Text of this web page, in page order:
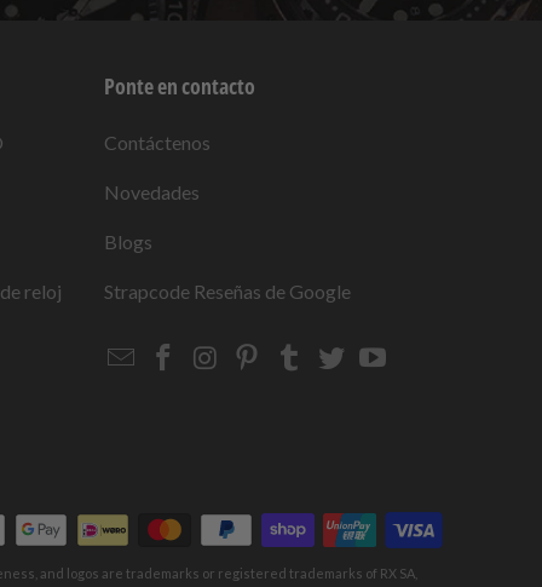
reloj
Ponte en contacto
Contáctenos
Novedades
Blogs
Strapcode Reseñas de Google
EmailStrapcode
Strapcode
Strapcode
Strapcode
Strapcode
and logos are trademarks or registered trademarks of RX SA,